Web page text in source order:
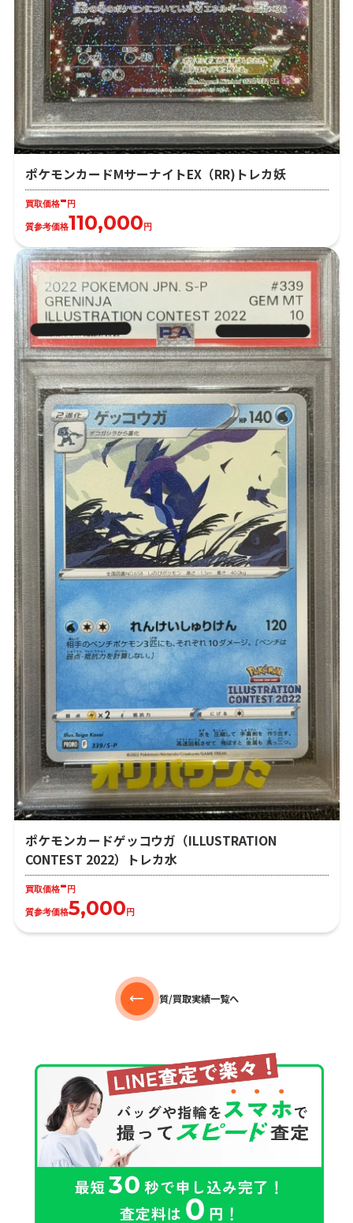
ポケモンカードMサーナイトEX（RR)トレカ妖
買取価格- 円
質参考価格110,000 円
ポケモンカードゲッコウガ（ILLUSTRATION
CONTEST 2022）トレカ水
買取価格- 円
質参考価格5,000 円
質/買取実績一覧へ